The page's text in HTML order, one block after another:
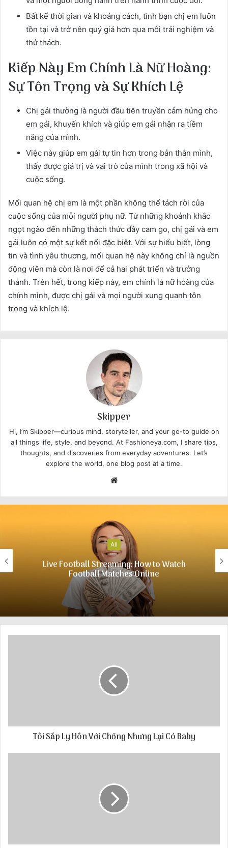
Bất kể thời gian và khoảng cách, tình bạn chị em luôn
tồn tại và trở nên quý giá hơn qua mỗi trải nghiệm và
thử thách.
Kiếp Này Em Chính Là Nữ Hoàng:
Sự Tôn Trọng và Sự Khích Lệ
Chị gái thường là người đầu tiên truyền cảm hứng cho
em gái, khuyến khích và giúp em gái nhận ra tiềm
năng của mình.
Việc này giúp em gái tự tin hơn trong bản thân mình,
thấy được giá trị và vai trò của mình trong xã hội và
cuộc sống.
Mối quan hệ chị em là một phần không thể tách rời của
cuộc sống của mỗi người phụ nữ. Từ những khoảnh khắc
ngọt ngào đến những thách thức đầy cam go, chị gái và em
gái luôn có một sự kết nối đặc biệt. Với sự hiểu biết, lòng
tin và tình yêu thương, mối quan hệ này không chỉ là nguồn
động viên mà còn là nơi để cả hai phát triển và trưởng
thành. Trên hết, trong kiếp này, em chính là nữ hoàng của
chính mình, được chị gái và mọi người xung quanh tôn
trọng và khích lệ.
Skipper
Hi, I’m Skipper—curious mind, storyteller, and your go-to guide on
all things life, style, and beyond. At Fashioneya.com, I share tips,
thoughts, and discoveries from everyday adventures. Let’s
explore the world, one blog post at a time.
b
i
t
e
All
Live Football Streaming: How to Watch
Football Matches Online
Tôi Sắp Ly Hôn Với Chồng Nhưng Lại Có Baby